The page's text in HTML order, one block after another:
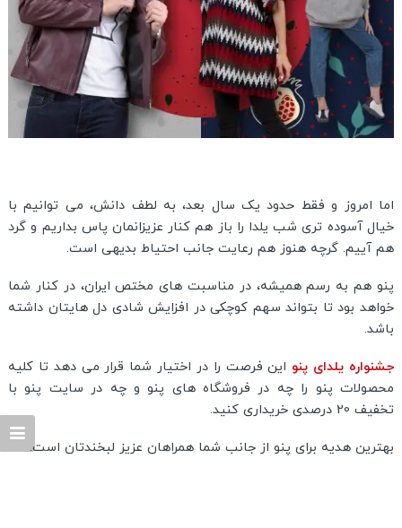
اما امروز و فقط حدود یک سال بعد، به لطف دانش، می توانیم با
خیال آسوده تری شب یلدا را باز هم کنار عزیزانمان پاس بداریم و گرد
هم آییم. گرچه هنوز هم رعایت جانب احتیاط بدیهی است.
پنو هم به رسم همیشه، در مناسبت های مختص ایران، در کنار شما
خواهد بود تا بتواند سهم کوچکی در افزایش شادی دل هایتان داشته
باشد.
جشنواره یلدای پنو این فرصت را در اختیار شما قرار می دهد تا کلیه
محصولات پنو را چه در فروشگاه های پنو و چه در سایت پنو با
تخفیف 20 درصدی خریداری کنید.
بهترین هدیه برای پنو از جانب شما همراهان عزیز لبخندتان است.